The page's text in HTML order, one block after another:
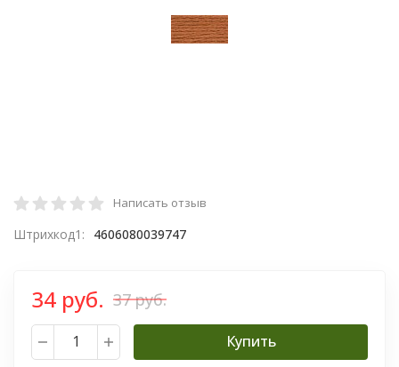
Написать отзыв
Штрихкод1: 4606080039747
34 руб. 37 руб.
Купить